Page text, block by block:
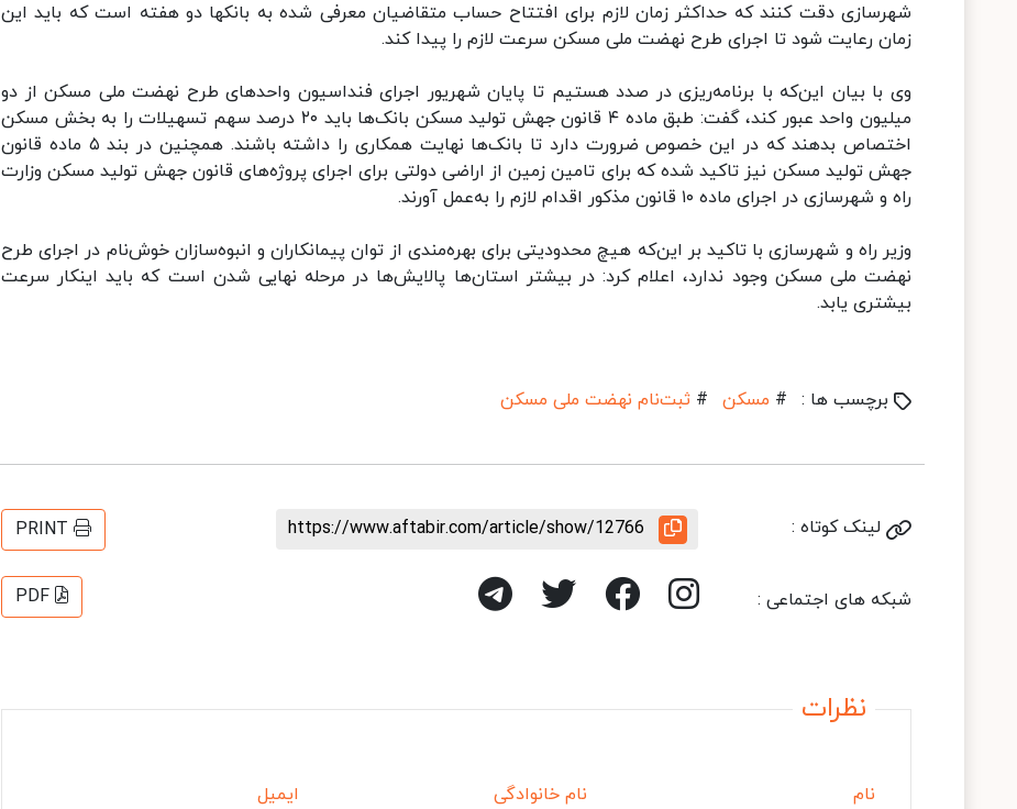
شهرسازی دقت کنند که حداکثر زمان لازم برای افتتاح حساب متقاضیان معرفی شده به بانکها دو هفته است که باید این
زمان رعایت شود تا اجرای طرح نهضت ملی مسکن سرعت لازم را پیدا کند.
وی با بیان این‌که با برنامه‌ریزی در صدد هستیم تا پایان شهریور اجرای فنداسیون واحدهای طرح نهضت ملی مسکن از دو
میلیون واحد عبور کند، گفت: طبق ماده ۴ قانون جهش تولید مسکن بانک‌ها باید ۲۰ درصد سهم تسهیلات را به بخش مسکن
اختصاص بدهند که در این خصوص ضرورت دارد تا بانک‌ها نهایت همکاری را داشته باشند. همچنین در بند ۵ ماده قانون
جهش تولید مسکن نیز تاکید شده که برای تامین زمین از اراضی دولتی برای اجرای پروژه‌های قانون جهش تولید مسکن وزارت
راه و شهرسازی در اجرای ماده ۱۰ قانون مذکور اقدام لازم را به‌عمل آورند.
وزیر راه و شهرسازی با تاکید بر این‌که هیچ محدودیتی برای بهره‌مندی از توان پیمانکاران و انبوه‌سازان خوش‌نام در اجرای طرح
نهضت ملی مسکن وجود ندارد، اعلام کرد: در بیشتر استان‌ها پالایش‌ها در مرحله نهایی شدن است که باید اینکار سرعت
بیشتری یابد.
برچسب ها : # مسکن # ثبت‌نام نهضت ملی مسکن
لینک کوتاه : https://www.aftabir.com/article/show/12766
PRINT
شبکه های اجتماعی : PDF
نظرات
نام نام خانوادگی ایمیل